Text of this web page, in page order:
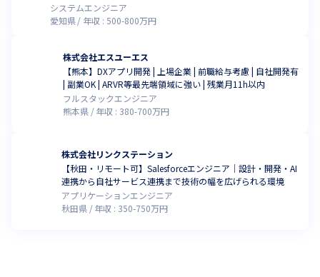
システムエンジニア
愛知県
年収 : 500-800万円
株式会社エスユーエス
【熊本】DXアプリ開発 | 上場企業 | 前職給与考慮 | 自社開発有
| 副業OK | ARVR等最先端領域に強い | 残業月11h以内
フルスタックエンジニア
熊本県
年収 : 380-700万円
株式会社リンクステーション
【秋田・リモート可】Salesforceエンジニア｜設計・開発・AI
連携から自社サービス連携まで技術の幅を広げられる環境
アプリケーションエンジニア
秋田県
年収 : 350-750万円